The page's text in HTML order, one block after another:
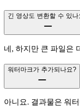
긴 영상도 변환할 수 있나
네, 하지만 큰 파일은
워터마크가 추가되나요?
아니요. 결과물은 워